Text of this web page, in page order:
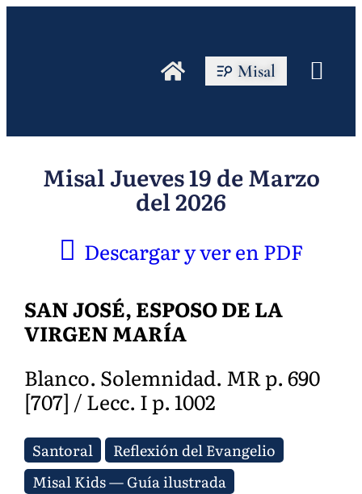
Misal
Misal Jueves 19 de Marzo
del 2026
Descargar y ver en PDF
SAN JOSÉ, ESPOSO DE LA
VIRGEN MARÍA
Blanco. Solemnidad. MR p. 690
[707] / Lecc. I p. 1002
Santoral
Reflexión del Evangelio
Misal Kids — Guía ilustrada